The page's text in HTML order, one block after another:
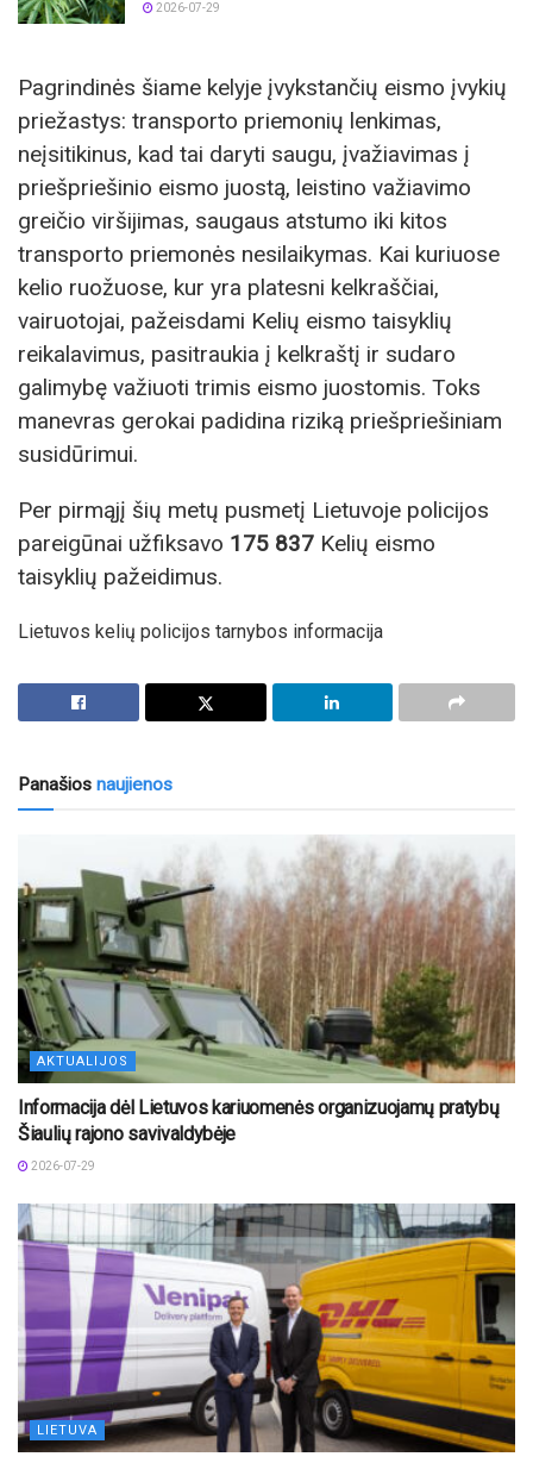
2026-07-29
Pagrindinės šiame kelyje įvykstančių eismo įvykių
priežastys: transporto priemonių lenkimas,
neįsitikinus, kad tai daryti saugu, įvažiavimas į
priešpriešinio eismo juostą, leistino važiavimo
greičio viršijimas, saugaus atstumo iki kitos
transporto priemonės nesilaikymas. Kai kuriuose
kelio ruožuose, kur yra platesni kelkraščiai,
vairuotojai, pažeisdami Kelių eismo taisyklių
reikalavimus, pasitraukia į kelkraštį ir sudaro
galimybę važiuoti trimis eismo juostomis. Toks
manevras gerokai padidina riziką priešpriešiniam
susidūrimui.
Per pirmąjį šių metų pusmetį Lietuvoje policijos
pareigūnai užfiksavo 175 837 Kelių eismo
taisyklių pažeidimus.
Lietuvos kelių policijos tarnybos informacija
Panašios naujienos
AKTUALIJOS
Informacija dėl Lietuvos kariuomenės organizuojamų pratybų
Šiaulių rajono savivaldybėje
2026-07-29
LIETUVA